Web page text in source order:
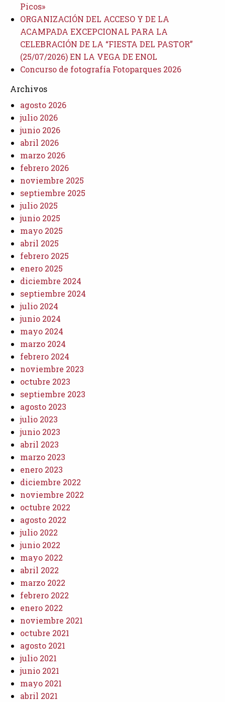
Picos»
ORGANIZACIÓN DEL ACCESO Y DE LA
ACAMPADA EXCEPCIONAL PARA LA
CELEBRACIÓN DE LA “FIESTA DEL PASTOR”
(25/07/2026) EN LA VEGA DE ENOL
Concurso de fotografía Fotoparques 2026
Archivos
agosto 2026
julio 2026
junio 2026
abril 2026
marzo 2026
febrero 2026
noviembre 2025
septiembre 2025
julio 2025
junio 2025
mayo 2025
abril 2025
febrero 2025
enero 2025
diciembre 2024
septiembre 2024
julio 2024
junio 2024
mayo 2024
marzo 2024
febrero 2024
noviembre 2023
octubre 2023
septiembre 2023
agosto 2023
julio 2023
junio 2023
abril 2023
marzo 2023
enero 2023
diciembre 2022
noviembre 2022
octubre 2022
agosto 2022
julio 2022
junio 2022
mayo 2022
abril 2022
marzo 2022
febrero 2022
enero 2022
noviembre 2021
octubre 2021
agosto 2021
julio 2021
junio 2021
mayo 2021
abril 2021